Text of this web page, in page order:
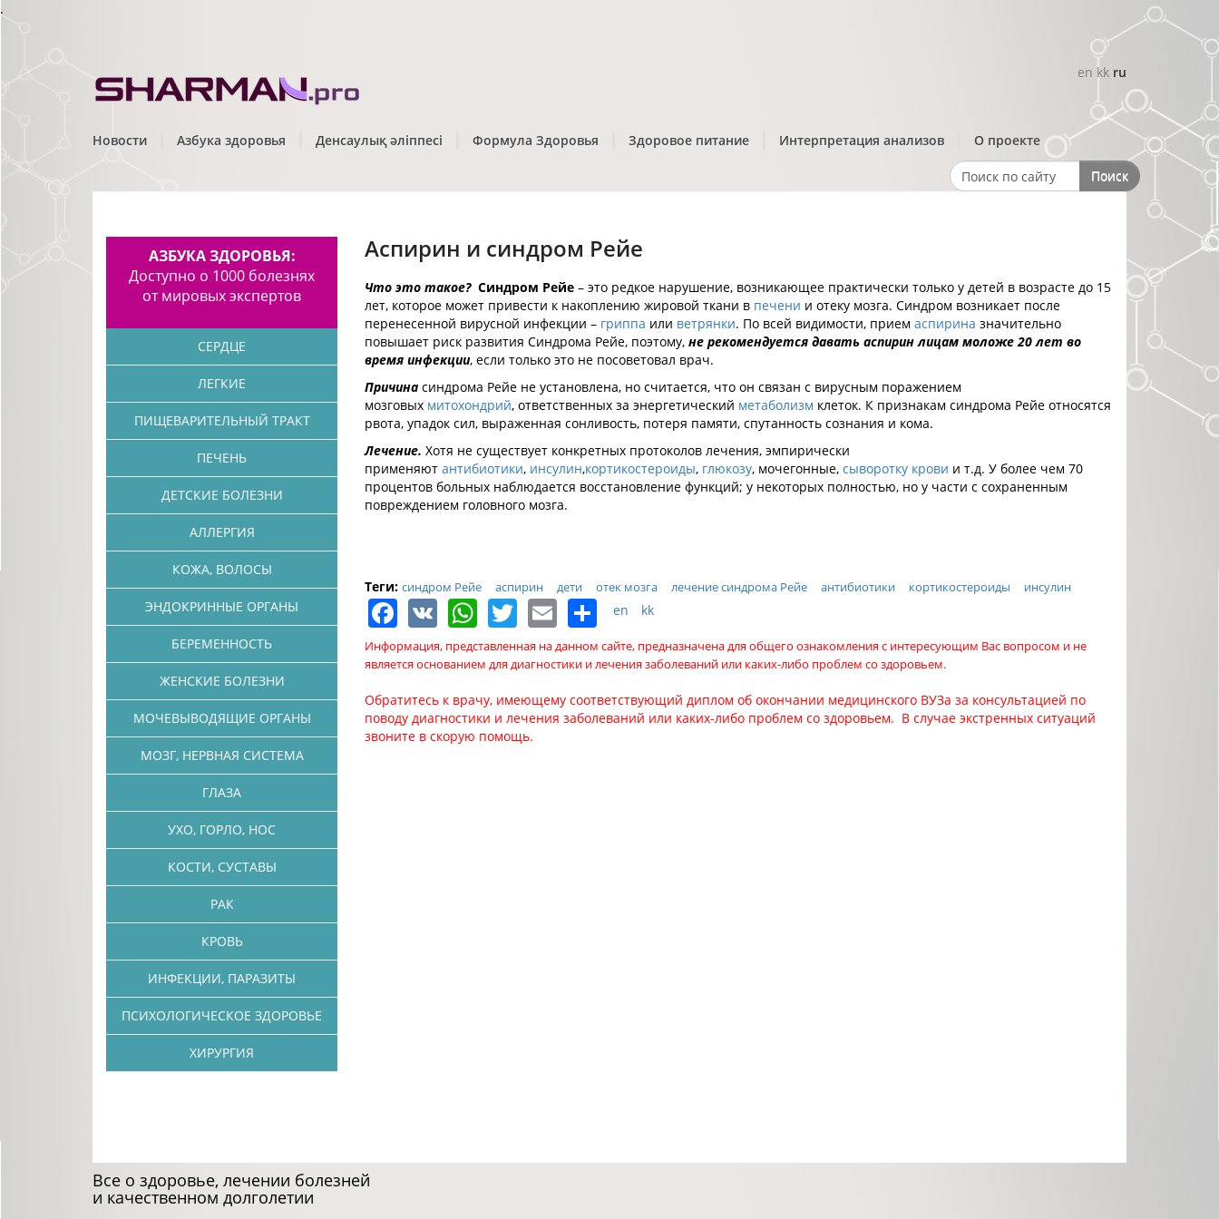
.
en kk ru
Новости Азбука здоровья Денсаулық әліппесі Формула Здоровья Здоровое питание Интерпретация анализов О проекте
Search formПоиск
Аспирин и синдром Рейе
Что это такое? Синдром Рейе – это редкое нарушение, возникающее практически только у детей в возрасте до 15
лет, которое может привести к накоплению жировой ткани в печени и отеку мозга. Синдром возникает после
перенесенной вирусной инфекции – гриппа или ветрянки. По всей видимости, прием аспирина значительно
повышает риск развития Синдрома Рейе, поэтому, не рекомендуется давать аспирин лицам моложе 20 лет во
время инфекции, если только это не посоветовал врач.
Причина синдрома Рейе не установлена, но считается, что он связан с вирусным поражением
мозговых митохондрий, ответственных за энергетический метаболизм клеток. К признакам синдрома Рейе относятся
рвота, упадок сил, выраженная сонливость, потеря памяти, спутанность сознания и кома.
Лечение. Хотя не существует конкретных протоколов лечения, эмпирически
применяют антибиотики, инсулин,кортикостероиды, глюкозу, мочегонные, сыворотку крови и т.д. У более чем 70
процентов больных наблюдается восстановление функций; у некоторых полностью, но у части с сохраненным
повреждением головного мозга.
Теги: синдром Рейе аспирин дети отек мозга лечение синдрома Рейе антибиотики кортикостероиды инсулин
Facebook
VK WhatsApp
TwitterEmailShare
en kk
Информация, представленная на данном сайте, предназначена для общего ознакомления с интересующим Вас вопросом и не
является основанием для диагностики и лечения заболеваний или каких-либо проблем со здоровьем.
Обратитесь к врачу, имеющему соответствующий диплом об окончании медицинского ВУЗа за консультацией по
поводу диагностики и лечения заболеваний или каких-либо проблем со здоровьем. В случае экстренных ситуаций
звоните в скорую помощь.
АЗБУКА ЗДОРОВЬЯ:
Доступно о 1000 болезнях
от мировых экспертов
СЕРДЦЕ
ЛЕГКИЕ
ПИЩЕВАРИТЕЛЬНЫЙ ТРАКТ
ПЕЧЕНЬ
ДЕТСКИЕ БОЛЕЗНИ
АЛЛЕРГИЯ
КОЖА, ВОЛОСЫ
ЭНДОКРИННЫЕ ОРГАНЫ
БЕРЕМЕННОСТЬ
ЖЕНСКИЕ БОЛЕЗНИ
МОЧЕВЫВОДЯЩИЕ ОРГАНЫ
МОЗГ, НЕРВНАЯ СИСТЕМА
ГЛАЗА
УХО, ГОРЛО, НОС
КОСТИ, СУСТАВЫ
РАК
КРОВЬ
ИНФЕКЦИИ, ПАРАЗИТЫ
ПСИХОЛОГИЧЕСКОЕ ЗДОРОВЬЕ
ХИРУРГИЯ
Все о здоровье, лечении болезней
и качественном долголетии